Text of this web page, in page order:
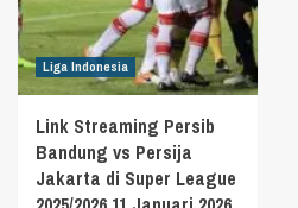
Liga Indonesia
Link Streaming Persib
Bandung vs Persija
Jakarta di Super League